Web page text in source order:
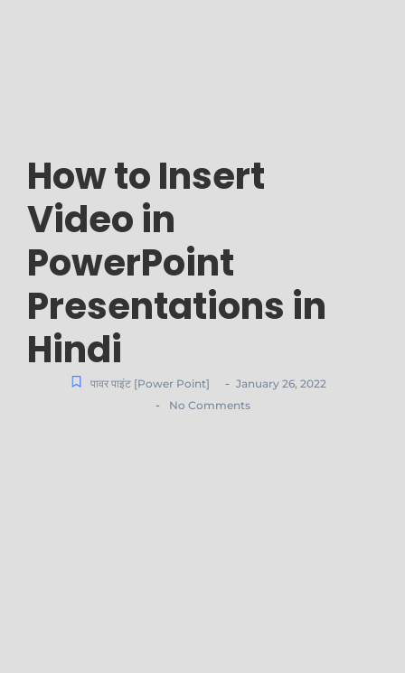
How to Insert
Video in
PowerPoint
Presentations in
Hindi
पावर पाइंट [Power Point] - January 26, 2022
- No Comments